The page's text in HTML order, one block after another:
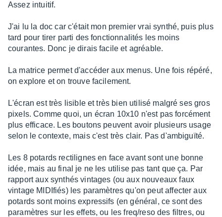
Assez intuitif.
J'ai lu la doc car c'était mon premier vrai synthé, puis plus
tard pour tirer parti des fonctionnalités les moins
courantes. Donc je dirais facile et agréable.
La matrice permet d'accéder aux menus. Une fois répéré,
on explore et on trouve facilement.
L'écran est très lisible et très bien utilisé malgré ses gros
pixels. Comme quoi, un écran 10x10 n'est pas forcément
plus efficace. Les boutons peuvent avoir plusieurs usage
selon le contexte, mais c'est très clair. Pas d'ambiguïté.
Les 8 potards rectilignes en face avant sont une bonne
idée, mais au final je ne les utilise pas tant que ça. Par
rapport aux synthés vintages (ou aux nouveaux faux
vintage MIDIfiés) les paramètres qu'on peut affecter aux
potards sont moins expressifs (en général, ce sont des
paramètres sur les effets, ou les freq/reso des filtres, ou